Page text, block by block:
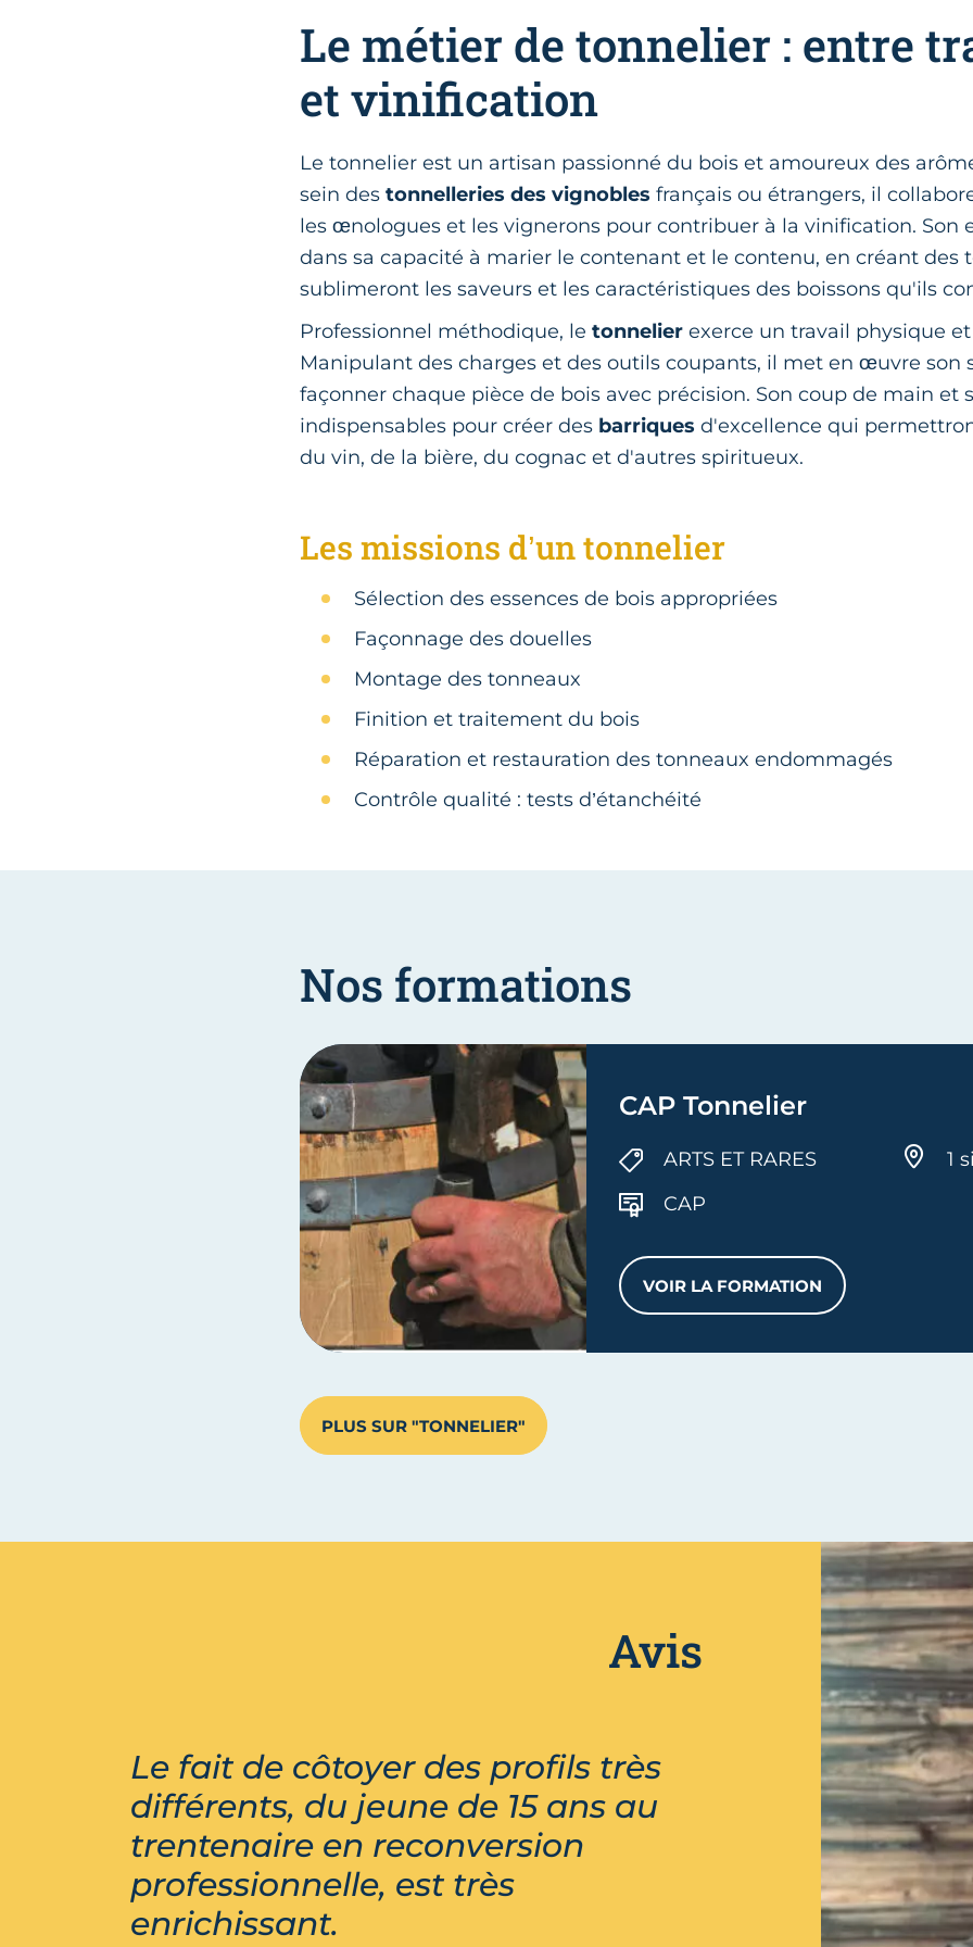
Le métier de tonnelier : entre
et vinification
Le tonnelier est un artisan passionné du bois et amoureux des
sein destonnelleries des vignoblesfrançais ou étrangers, il
les œnologues et les vignerons pour contribuer à la vinification. Son
dans sa capacité à marier le contenant et le contenu, en créant des
sublimeront les saveurs et les caractéristiques des boissons qu'ils
Professionnel méthodique, letonnelierexerce un travail physique
Manipulant des charges et des outils coupants, il met en œuvre son
façonner chaque pièce de bois avec précision. Son coup de main et
indispensables pour créer des barriquesd'excellence qui
du vin, de la bière, du cognac et d'autres spiritueux.
Les missions d’un tonnelier
Sélection des essences de bois appropriées
Façonnage des douelles
Montage des tonneaux
Finition et traitement du bois
Réparation et restauration des tonneaux endommagés
Contrôle qualité : tests d’étanchéité
Nos formations
CAP Tonnelier
ARTS ET RARES
CAP
1
VOIR LA FORMATION
CAP TONNELIER
PLUS SUR "TONNELIER"
Avis
Le fait de côtoyer des profils très
différents, du jeune de 15 ans au
trentenaire en reconversion
professionnelle, est très
enrichissant.